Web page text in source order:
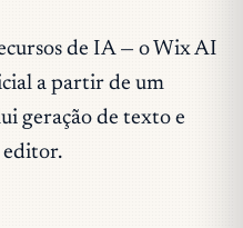
de IA — o Wix AI
a partir de um
geração de texto e
editor.